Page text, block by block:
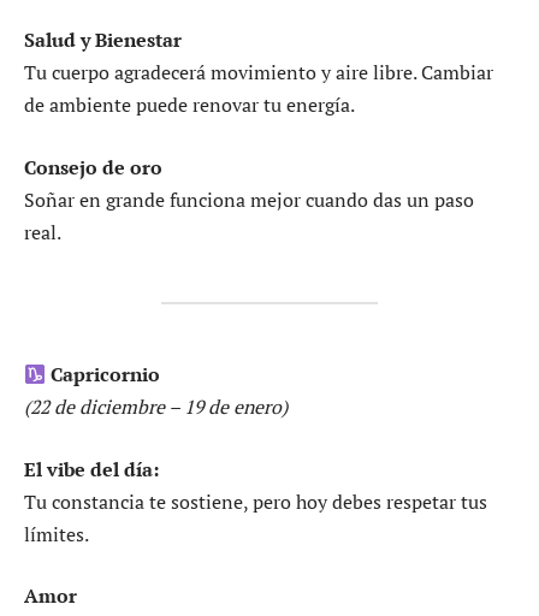
Salud y Bienestar
Tu cuerpo agradecerá movimiento y aire libre. Cambiar
de ambiente puede renovar tu energía.
Consejo de oro
Soñar en grande funciona mejor cuando das un paso
real.
Capricornio
(22 de diciembre – 19 de enero)
El vibe del día:
Tu constancia te sostiene, pero hoy debes respetar tus
límites.
Amor